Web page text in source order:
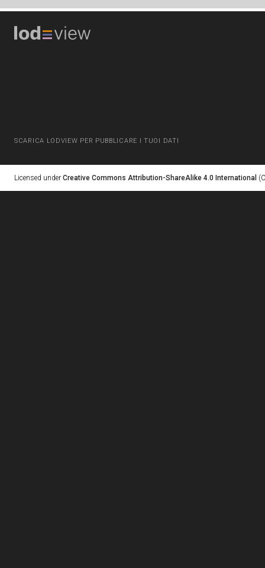
SCARICA LODVIEW PER PUBBLICARE I TUOI DATI
Licensed under Creative Commons Attribution-ShareAlike 4.0 International